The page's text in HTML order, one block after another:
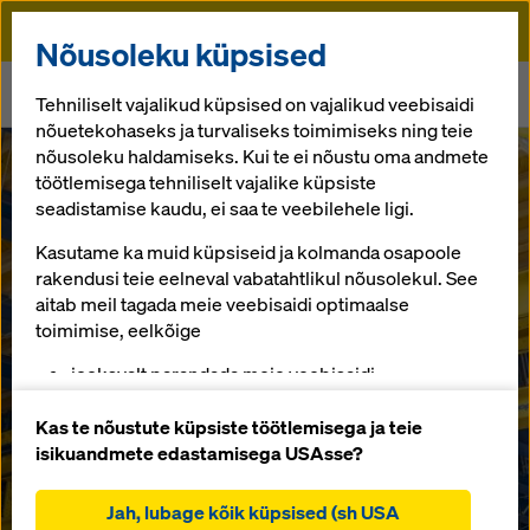
Doka
Doka supports infrastructure projects with end-to-end solutions
Major UniKit upgrades and more at bauma 2025
Doka supports
infrastructure
projects with
end-to-end
solutions
Nõusoleku küpsised
Tehniliselt vajalikud küpsised on vajalikud veebisaidi
nõuetekohaseks ja turvaliseks toimimiseks ning teie
nõusoleku haldamiseks. Kui te ei nõustu oma andmete
töötlemisega tehniliselt vajalike küpsiste
seadistamise kaudu, ei saa te veebilehele ligi.
Kasutame ka muid küpsiseid ja kolmanda osapoole
rakendusi teie eelneval vabatahtlikul nõusolekul. See
aitab meil tagada meie veebisaidi optimaalse
toimimise, eelkõige
jooksvalt parandada meie veebisaidi
küpsised),
hõlbustada sujuvat ostuprotsessi Doka veebipoe
küpsised),
Kas te nõustute küpsiste töötlemisega ja teie
isikuandmete edastamisega USAsse?
Jah, lubage kõik küpsised (sh USA